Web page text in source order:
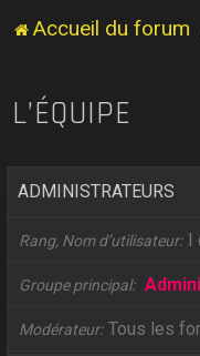
Accueil du forum
L’ÉQUIPE
ADMINISTRATEURS
Rang, Nom d’utilisateur
Groupe principal
Modérateur Tous les